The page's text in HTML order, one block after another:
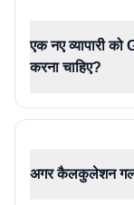
एक नए व्यापारी
करना चाहिए?
अगर कैलकुलेशन